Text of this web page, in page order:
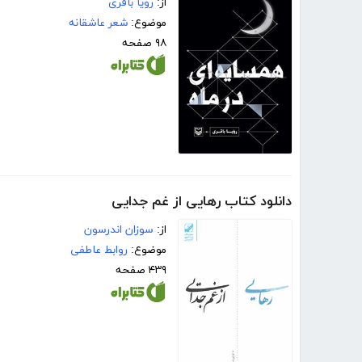
موضوع: شعر عاشقانه
۹۸ صفحه
دانلود کتاب رهایی از غم جدایی
از: سوزان اندرسون
موضوع: روابط عاطفی
۴۳۹ صفحه